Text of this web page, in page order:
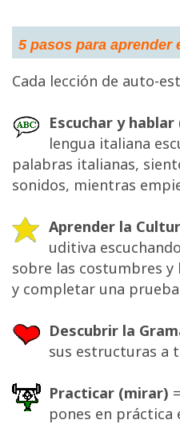
5 pasos para aprender
Cada lección de auto-
Escuchar y
lengua italiana
palabras italianas,
sonidos, mientras
Aprender la
uditiva
sobre las costumbres
y completar una prueba
Descubrir la
sus estructuras a
Practicar (mirar)
pones en práctica